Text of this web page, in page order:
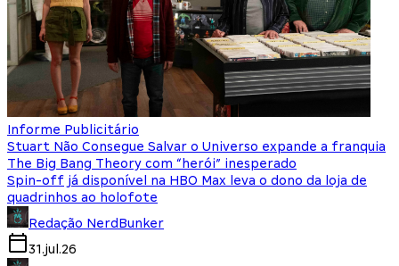
Informe Publicitário
Stuart Não Consegue Salvar o Universo expande a franquia
The Big Bang Theory com “herói” inesperado
Spin-off já disponível na HBO Max leva o dono da loja de
quadrinhos ao holofote
Redação NerdBunker
31.jul.26